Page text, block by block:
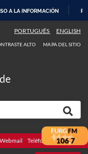
A LA INFORMACIÓN
PORTUGUÊS ENGLISH
ALTO MAPA DEL SITIO
Webmail Teléfonos Licitaciones